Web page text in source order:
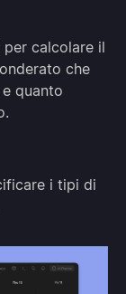
calcolare il
che
quanto
i tipi di